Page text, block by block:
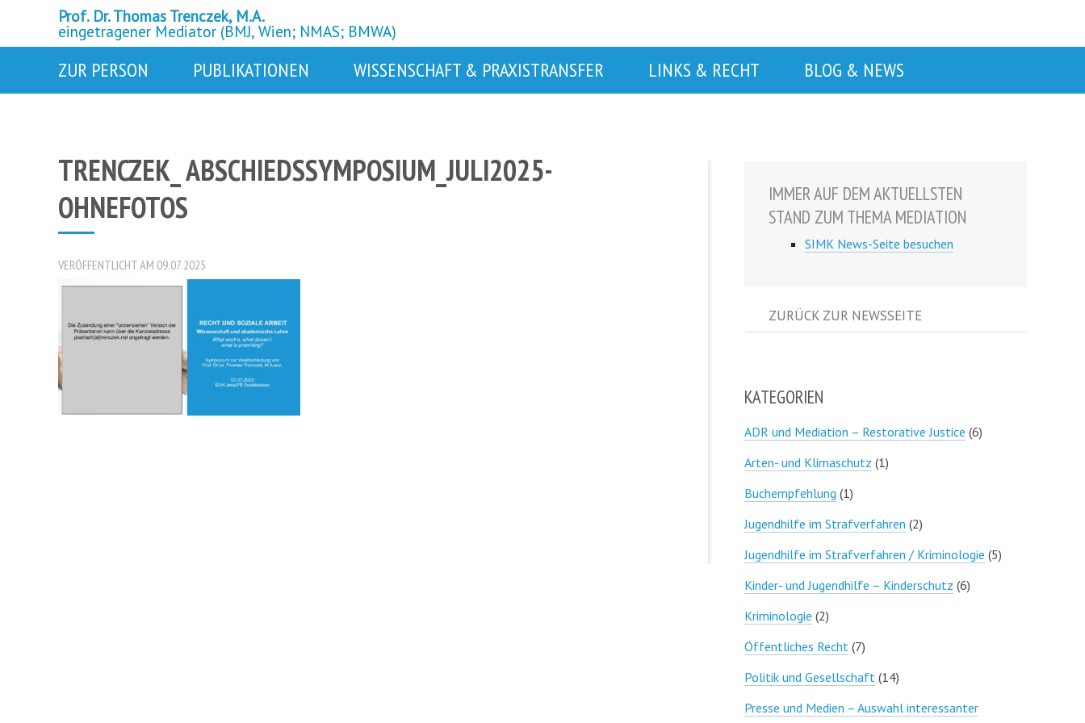
Prof. Dr. Thomas Trenczek, M.A.
eingetragener Mediator (BMJ, Wien; NMAS; BMWA)
ZUR PERSON PUBLIKATIONEN WISSENSCHAFT & PRAXISTRANSFER LINKS & RECHT BLOG & NEWS
TRENCZEK_ ABSCHIEDSSYMPOSIUM_JULI2025-
OHNEFOTOS
VERÖFFENTLICHT AM 09.07.2025
IMMER AUF DEM AKTUELLSTEN
STAND ZUM THEMA MEDIATION
SIMK News-Seite besuchen
ZURÜCK ZUR NEWSSEITE
KATEGORIEN
ADR und Mediation – Restorative Justice (6)
Arten- und Klimaschutz (1)
Buchempfehlung (1)
Jugendhilfe im Strafverfahren (2)
Jugendhilfe im Strafverfahren / Kriminologie (5)
Kinder- und Jugendhilfe – Kinderschutz (6)
Kriminologie (2)
Öffentliches Recht (7)
Politik und Gesellschaft (14)
Presse und Medien – Auswahl interessanter